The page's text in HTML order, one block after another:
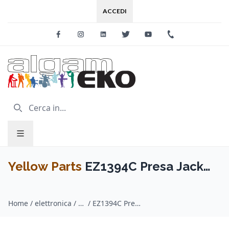
ACCEDI
FacebookInstagramLinkedinTwitter Youtube
Yellow Parts EZ1394C Presa Jack
Home / elettronica / Yellow Parts / EZ1394C Presa Jack Stratocaster® Style Cromato